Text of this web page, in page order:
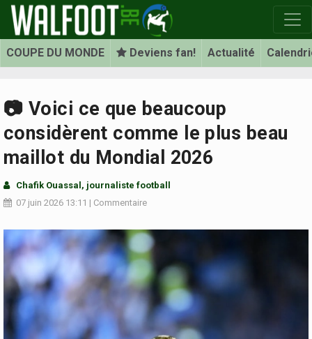
COUPE DU MONDE Deviens fan! Actualité
📷 Voici ce que beaucoup
considèrent comme le plus beau
maillot du Mondial 2026
Chafik Ouassal, journaliste football
07 juin 2026 13:11 | Commentaire